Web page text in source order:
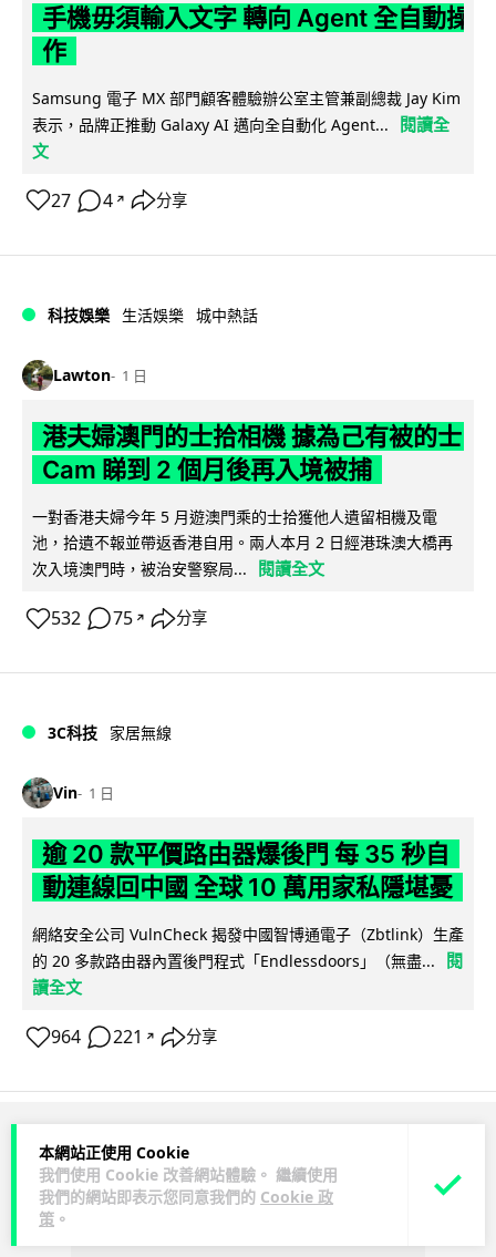
本網站正使用 Cookie
我們使用 Cookie 改善網站體驗。 繼續使用
我們的網站即表示您同意我們的 Cookie 政
策 。
手機毋須輸入文字 轉向 Agent 全自動操
作
Samsung 電子 MX 部門顧客體驗辦公室主管兼副總裁 Jay Kim
表示，品牌正推動 Galaxy AI 邁向全自動化 Agent...
閱讀全
文
27 4 ↗ 分享
科技娛樂 生活娛樂 城中熱話
Lawton 1 日
港夫婦澳門的士拾相機 據為己有被的士
Cam 睇到 2 個月後再入境被捕
一對香港夫婦今年 5 月遊澳門乘的士拾獲他人遺留相機及電
池，拾遺不報並帶返香港自用。兩人本月 2 日經港珠澳大橋再
次入境澳門時，被治安警察局...
閱讀全文
532 75 ↗ 分享
3C科技 家居無線
Vin 1 日
逾 20 款平價路由器爆後門 每 35 秒自
動連線回中國 全球 10 萬用家私隱堪憂
網絡安全公司 VulnCheck 揭發中國智博通電子（Zbtlink）生產
的 20 多款路由器內置後門程式「Endlessdoors」（無盡...
閱
讀全文
964 221 ↗ 分享
ADVERTISEMENT